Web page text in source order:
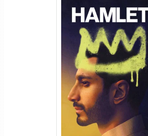
Hamlet Torrent (2026)
DL 1080p Dual Áudio